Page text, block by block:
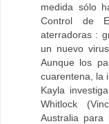
medida sólo
Control de
aterradoras :
un nuevo
Aunque los
cuarentena, la
Kayla
Whitlock
Australia